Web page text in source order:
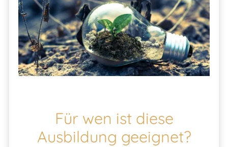
Für wen ist diese
Ausbildung geeignet?